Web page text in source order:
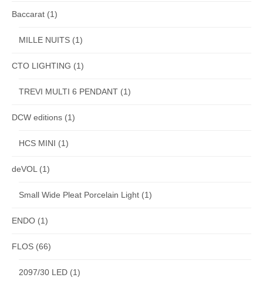
Baccarat (1)
MILLE NUITS (1)
CTO LIGHTING (1)
TREVI MULTI 6 PENDANT (1)
DCW editions (1)
HCS MINI (1)
deVOL(1)
Small Wide Pleat Porcelain Light (1)
ENDO (1)
FLOS (66)
2097/30 LED (1)